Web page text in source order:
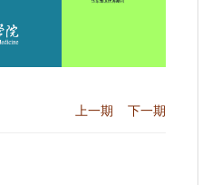
上一期 下一期